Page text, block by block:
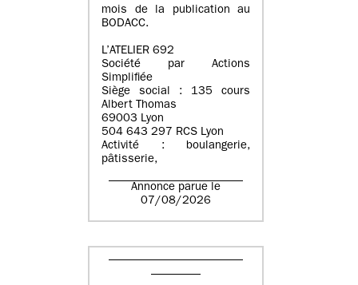
mois de la publication au
BODACC.
L’ATELIER 692
Société par Actions
Simplifiée
Siège social : 135 cours
Albert Thomas
69003 Lyon
504 643 297 RCS Lyon
Activité : boulangerie,
pâtisserie,
Annonce parue le
07/08/2026